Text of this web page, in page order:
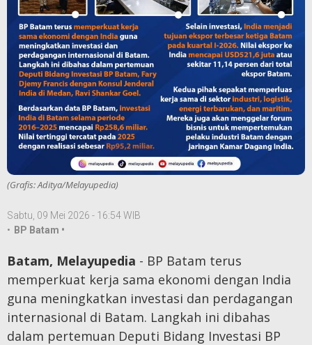
(Grafis: Aditya/Melayupedia)
Sabtu, 09 Mei 2026 - 16:54 WIB
• BP Batam •
Batam, Melayupedia - BP Batam terus
memperkuat kerja sama ekonomi dengan India
guna meningkatkan investasi dan perdagangan
internasional di Batam. Langkah ini dibahas
dalam pertemuan Deputi Bidang Investasi BP